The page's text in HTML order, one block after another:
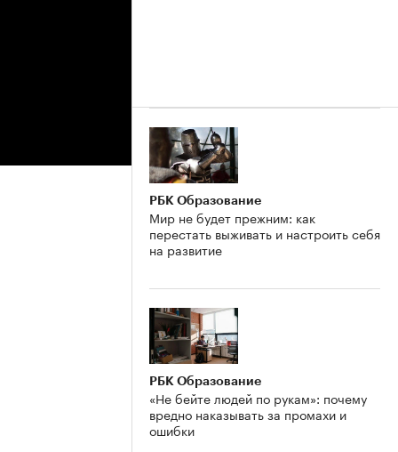
РБК Образование
Мир не будет прежним: как
перестать выживать и настроить себя
на развитие
РБК Образование
«Не бейте людей по рукам»: почему
вредно наказывать за промахи и
ошибки